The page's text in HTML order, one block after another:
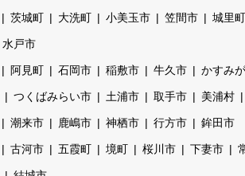
茨城町 大洗町 小美玉市 笠間市 城里町
水戸市
阿見町 石岡市 稲敷市 牛久市 かすみ
つくばみらい市 土浦市 取手市 美浦村
潮来市 鹿嶋市 神栖市 行方市 鉾田市
古河市 五霞町 境町 桜川市 下妻市